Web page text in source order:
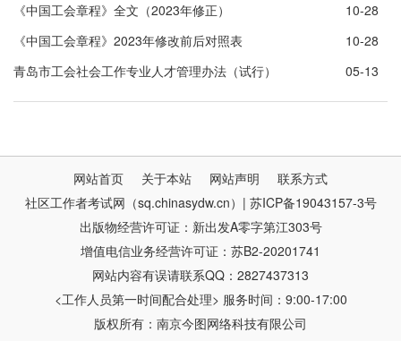
《中国工会章程》全文（2023年修正）
10-28
《中国工会章程》2023年修改前后对照表
10-28
​青岛市工会社会工作专业人才管理办法（试行）
05-13
网站首页 关于本站 网站声明
联系方式
社区工作者考试网（sq.chinasydw.cn）| 苏ICP备19043157-3号
出版物经营许可证：新出发A零字第江303号
增值电信业务经营许可证：苏B2-20201741
网站内容有误请联系QQ：2827437313
<工作人员第一时间配合处理> 服务时间：9:00-17:00
版权所有：南京今图网络科技有限公司